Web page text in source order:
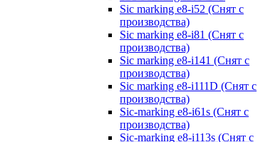
Sic marking e8-i52 (Снят с
производства)
Sic marking e8-i81 (Снят с
производства)
Sic marking e8-i141 (Снят с
производства)
Sic marking e8-i111D (Снят с
производства)
Sic-marking e8-i61s (Снят с
производства)
Sic-marking e8-i113s (Снят с